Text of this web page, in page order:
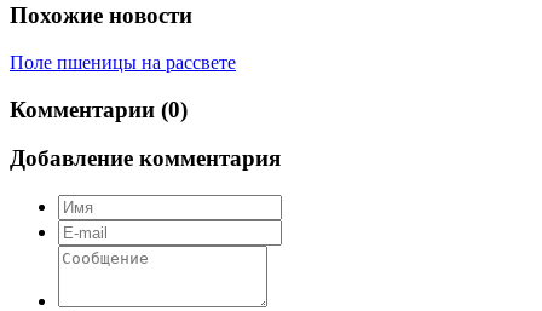
Похожие новости
Поле пшеницы на рассвете
Комментарии (0)
Добавление комментария